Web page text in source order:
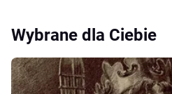
Wybrane dla Ciebie